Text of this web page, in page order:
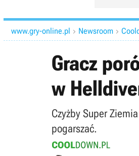
www.gry-online.pl  Newsroom 
Gracz
w
Czyżby Super
pogarszać.